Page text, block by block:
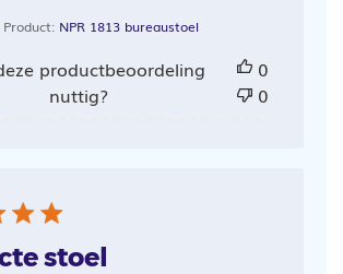
NPR 1813 bureaustoel
productbeoordeling
nuttig?
0
0
stoel